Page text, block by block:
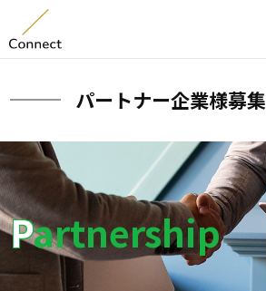
パートナー企業様募集
Partnership